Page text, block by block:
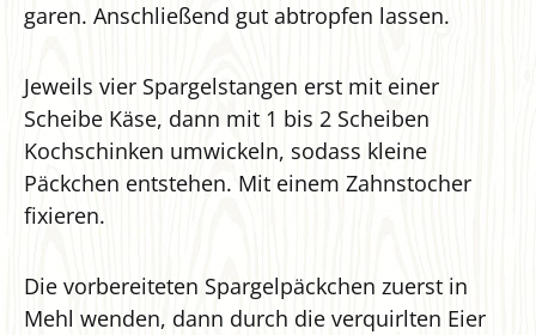
garen. Anschließend gut abtropfen lassen.
Jeweils vier Spargelstangen erst mit einer
Scheibe Käse, dann mit 1 bis 2 Scheiben
Kochschinken umwickeln, sodass kleine
Päckchen entstehen. Mit einem Zahnstocher
fixieren.
Die vorbereiteten Spargelpäckchen zuerst in
Mehl wenden, dann durch die verquirlten Eier